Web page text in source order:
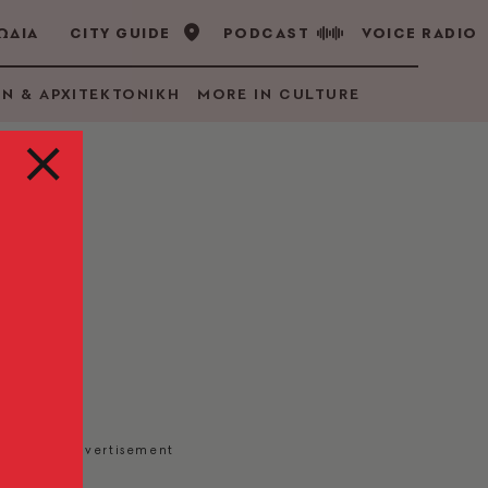
CITY GUIDE PODCAST VOICE RADIO
& ΑΡΧΙΤΕΚΤΟΝΙΚΗ MORE IN CULTURE